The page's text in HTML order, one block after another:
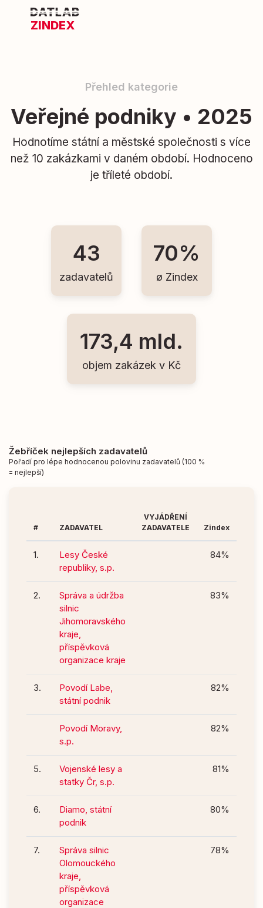
ZINDEX
Přehled kategorie
Veřejné podniky • 2025
Hodnotíme státní a městské společnosti s více
než 10 zakázkami v daném období. Hodnoceno
je tříleté období.
43
zadavatelů
70%
ø Zindex
173,4 mld.
objem zakázek v Kč
Žebříček nejlepších zadavatelů
Pořadí pro lépe hodnocenou polovinu zadavatelů (100 %
= nejlepší)
# ZADAVATEL
VYJÁDŘENÍ
ZADAVATELE
Zindex
1.
Lesy České
republiky, s.p.
84%
2.
Správa a údržba
silnic
Jihomoravského
kraje,
příspěvková
organizace kraje
83%
3.
Povodí Labe,
státní podnik
82%
Povodí Moravy,
s.p.
82%
5.
Vojenské lesy a
statky Čr, s.p.
81%
6.
Diamo, státní
podnik
80%
7.
Správa silnic
Olomouckého
kraje,
příspěvková
organizace
78%